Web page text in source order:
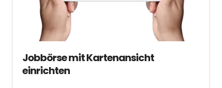
Jobbörse mit Kartenansicht
einrichten